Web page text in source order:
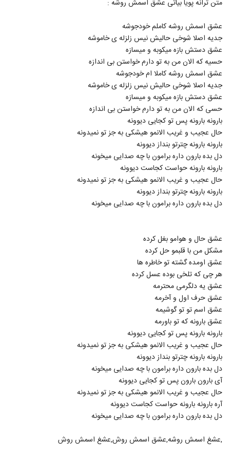
15
دانلود آهنگ جدید و زیبای حامد محضرنیا با نام
پنجره فولاد
۸۸۱ بازدید
17
ایمان محمدی آهنگ عروس آسمونی (رمیکس)
۱,۳۵۵ بازدید
18
دانلود آهنگ جدید و زیبای آصف آریا با نام چه
عجب
۱,۳۲۶ بازدید
19
دانلود آهنگ جدید و زیبای یوسف بهراد با نام
اتفاق
۱,۲۴۶ بازدید
20
آهنگ آصف آریا (رمیکس) از دی جی میلاد
شیرزاد(پاپ)
21
22
دانلود آهنگ جدید و زیبای عماد حامدی با نام
23
۱,۰۷۷ بازدید
24
موزیک زیبای حالمو نمیفهمه از عماد طالب زاده
۱,۲۹۵ بازدید
آهنگ دیدار از دنگ شو(پاپ)
۷۰۰ بازدید
علیرضا روزگار آهنگ تویی تویی
متن ترانه پویا بیاتی عشق اسمش روشه :
عشق اسمش روشه کاملم خودجوشه
جدیه اصلا شوخی حالیش نیس زلزله ی خاموشه
عشق دستش بازه میکوبه و میسازه
حسیه که الان من به تو دارم خواستن بی اندازه
عشق اسمش روشه کاملا ام خودجوشه
جدیه اصلا شوخی حالیش نیس زلزله ی خاموشه
عشق دستش بازه میکوبه و میسازه
حسی که الان من به تو دارم خواستن بی اندازه
بارونه بارونه پس تو کجایی دیوونه
حال عجیب و غریب الانمو هیشکی به جز تو نمیدونه
بارونه بارونه چترتو بنداز دیوونه
دل بده بارون داره برامون با چه صدایی میخونه
بارونه بارونه حواست کجاست دیوونه
حال عجیب و غریب الانمو هیشکی به جز تو نمیدونه
بارونه بارونه چترتو بنداز دیوونه
دل بده بارون داره برامون با چه صدایی میخونه
عشق حال و هوامو بغل کرده
مشکل من با قلبمو حل کرده
عشق اومده گشته تو خاطره ها
هر چی که تلخی بوده عسل کرده
عشق یه دلگرمی محترمه
عشق حرف اول و آخرمه
عشق اسم تو تو گوشیمه
عشق بارونه که تو باورمه
بارونه بارونه پس تو کجایی دیوونه
حال عجیب و غریب الانمو هیشکی به جز تو نمیدونه
بارونه بارونه چترتو بنداز دیوونه
دل بده بارون داره برامون با چه صدایی میخونه
آی بارون بارون پس تو کجایی دیوونه
حال عجیب و غریب الانمو هیشکی به جز تو نمیدونه
آره بارونه بارونه حواست کجاست دیوونه
دل بده بارون داره برامون با چه صدایی میخونه
,عشغ اسمش روشه,عشق اسمش روش,عشغ اسمش روش